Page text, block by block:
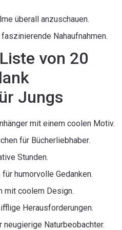
überall anzuschauen.
Nahaufnahmen.
von 20
Jungs
mit einem coolen Motiv.
für Bücherliebhaber.
Stunden.
humorvolle Gedanken.
mit coolem Design.
Herausforderungen.
Naturbeobachter.